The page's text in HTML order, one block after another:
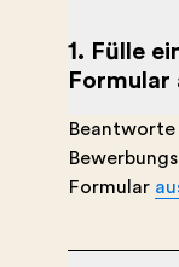
1. Fülle
Formular
Beantworte
Formular